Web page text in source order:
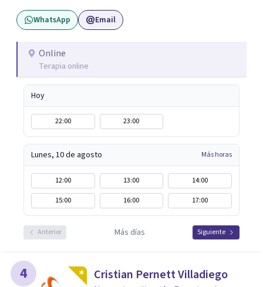
un espacio para empezar un proceso personal o trabajar
en tu vínculo, podés escribirme para coordinar una
WhatsApp Email
Online
Terapia online
Hoy
22:00 23:00
Lunes, 10 de agosto Más horas
12:00 13:00
14:00
15:00
16:00 17:00
Anterior Más días Siguiente
4 Cristian Pernett Villadiego